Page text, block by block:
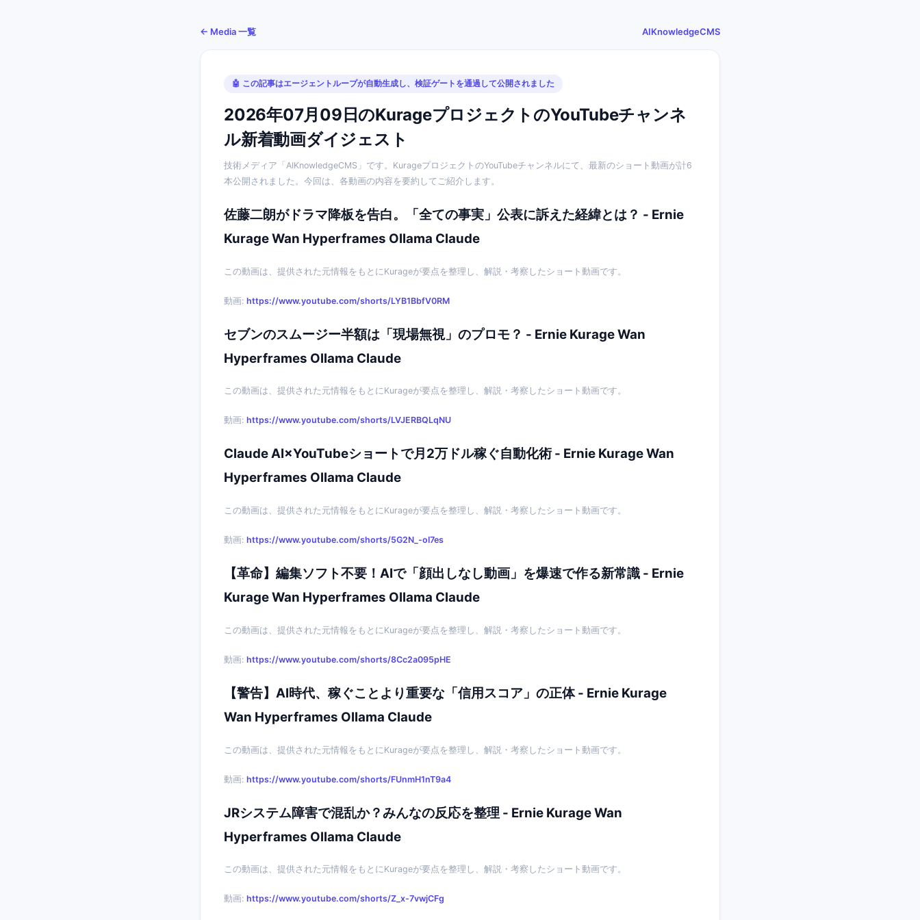
← Media 一覧 AIKnowledgeCMS
🤖 この記事はエージェントループが自動生成し、検証ゲートを通過して公開されました
2026年07月09日のKurageプロジェクトのYouTubeチャンネ
ル新着動画ダイジェスト
技術メディア「AIKnowledgeCMS」です。KurageプロジェクトのYouTubeチャンネルにて、最新のショート動画が計6
本公開されました。今回は、各動画の内容を要約してご紹介します。
佐藤二朗がドラマ降板を告白。「全ての事実」公表に訴えた経緯とは？ - Ernie
Kurage Wan Hyperframes Ollama Claude
この動画は、提供された元情報をもとにKurageが要点を整理し、解説・考察したショート動画です。
動画: https://www.youtube.com/shorts/LYB1BbfV0RM
セブンのスムージー半額は「現場無視」のプロモ？ - Ernie Kurage Wan
Hyperframes Ollama Claude
この動画は、提供された元情報をもとにKurageが要点を整理し、解説・考察したショート動画です。
動画: https://www.youtube.com/shorts/LVJERBQLqNU
Claude AI×YouTubeショートで月2万ドル稼ぐ自動化術 - Ernie Kurage Wan
Hyperframes Ollama Claude
この動画は、提供された元情報をもとにKurageが要点を整理し、解説・考察したショート動画です。
動画: https://www.youtube.com/shorts/5G2N_-oI7es
【革命】編集ソフト不要！AIで「顔出しなし動画」を爆速で作る新常識 - Ernie
Kurage Wan Hyperframes Ollama Claude
この動画は、提供された元情報をもとにKurageが要点を整理し、解説・考察したショート動画です。
動画: https://www.youtube.com/shorts/8Cc2a095pHE
【警告】AI時代、稼ぐことより重要な「信用スコア」の正体 - Ernie Kurage
Wan Hyperframes Ollama Claude
この動画は、提供された元情報をもとにKurageが要点を整理し、解説・考察したショート動画です。
動画: https://www.youtube.com/shorts/FUnmH1nT9a4
JRシステム障害で混乱か？みんなの反応を整理 - Ernie Kurage Wan
Hyperframes Ollama Claude
この動画は、提供された元情報をもとにKurageが要点を整理し、解説・考察したショート動画です。
動画: https://www.youtube.com/shorts/Z_x-7vwjCFg